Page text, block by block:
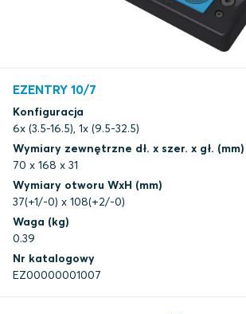
EZENTRY 10/7
Konfiguracja
6x (3.5-16.5), 1x (9.5-32.5)
Wymiary zewnętrzne dł. x szer. x gł. (mm)
70 x 168 x 31
Wymiary otworu WxH (mm)
37(+1/-0) x 108(+2/-0)
Waga (kg)
0.39
Nr katalogowy
EZ00000001007